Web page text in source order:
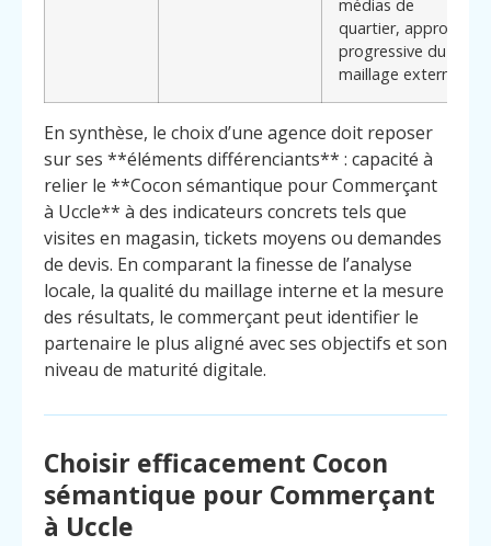
médias de
quartier, approche
progressive du
maillage externe
En synthèse, le choix d’une agence doit reposer
sur ses **éléments différenciants** : capacité à
relier le **Cocon sémantique pour Commerçant
à Uccle** à des indicateurs concrets tels que
visites en magasin, tickets moyens ou demandes
de devis. En comparant la finesse de l’analyse
locale, la qualité du maillage interne et la mesure
des résultats, le commerçant peut identifier le
partenaire le plus aligné avec ses objectifs et son
niveau de maturité digitale.
Choisir efficacement Cocon
sémantique pour Commerçant
à Uccle